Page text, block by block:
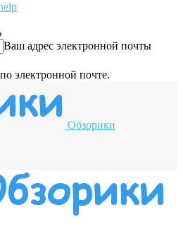
Ваш адрес электронной почты
электронной почте.
Обзорики